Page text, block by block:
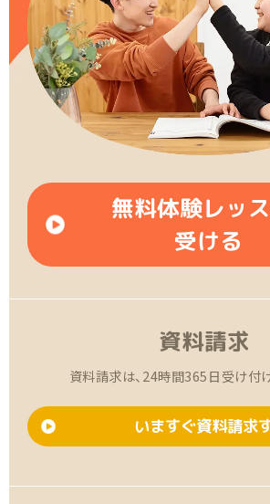
無料体験レッ
受ける
資料請求
資料請求は、24時間365日受け付け
いますぐ資料請求